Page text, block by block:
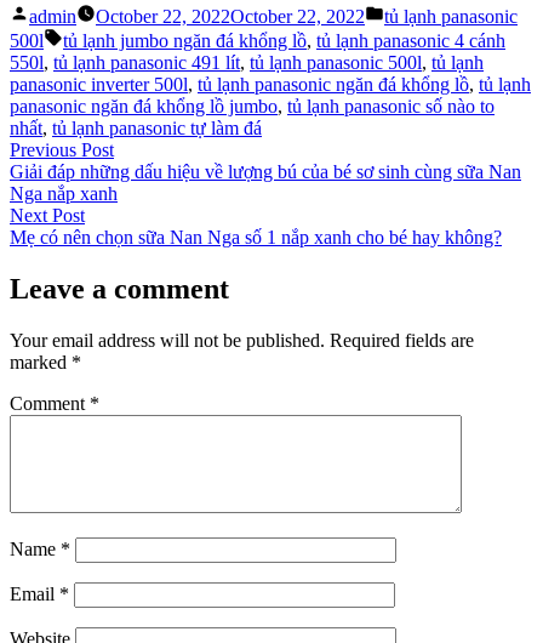
Posted
by
admin October 22, 2022October 22, 2022
Posted
in
tủ lạnh panasonic
500l
Tags:
tủ lạnh jumbo ngăn đá khổng lồ, tủ lạnh panasonic 4 cánh
550l, tủ lạnh panasonic 491 lít, tủ lạnh panasonic 500l, tủ lạnh
panasonic inverter 500l, tủ lạnh panasonic ngăn đá khổng lồ, tủ lạnh
panasonic ngăn đá khổng lồ jumbo, tủ lạnh panasonic số nào to
nhất, tủ lạnh panasonic tự làm đá
Post
navigation
Previous PostPrevious
post:
Giải đáp những dấu hiệu về lượng bú của bé sơ sinh cùng sữa Nan
Nga nắp xanh
Next PostNext
post:
Mẹ có nên chọn sữa Nan Nga số 1 nắp xanh cho bé hay không?
Leave a comment
Your email address will not be published. Required fields are
marked *
Comment *
Name *
Email *
Website